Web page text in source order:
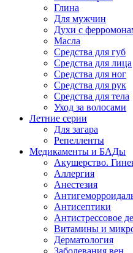
Глина
Для мужчин
Духи с
Масла
Средства для губ
Средства для лица
Средства для ног
Средства для рук
Средства для тела
Уход за волосами
Летние серии
Для загара
Репелленты
Медикаменты и БАДы
Акушерство.
Аллергия
Анестезия
Антисептики
Антистрессовое
Витамины и
Дерматология
Заболевания вен